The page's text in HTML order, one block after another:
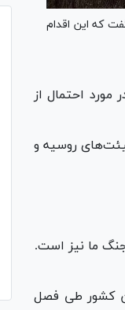
که این اقدام
احتمال از
روسیه و
ما نیز است.
کشور طی فصل